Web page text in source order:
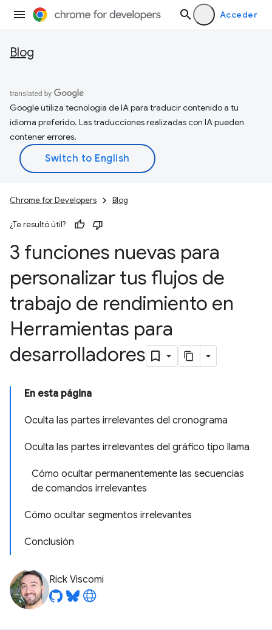
Acceder
Blog
Google utiliza tecnología de IA para traducir contenido a tu
idioma preferido. Las traducciones realizadas con IA pueden
contener errores.
Chrome for Developers Blog
¿Te resultó útil?
3 funciones nuevas para
personalizar tus flujos de
trabajo de rendimiento en
Herramientas para
desarrolladores
En esta página
Oculta las partes irrelevantes del cronograma
Oculta las partes irrelevantes del gráfico tipo llama
Cómo ocultar permanentemente las secuencias
de comandos irrelevantes
Cómo ocultar segmentos irrelevantes
Conclusión
Rick Viscomi